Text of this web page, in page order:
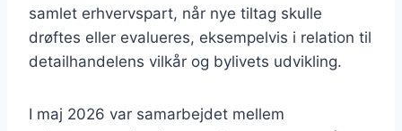
samlet erhvervspart, når nye tiltag skulle
drøftes eller evalueres, eksempelvis i relation til
detailhandelens vilkår og bylivets udvikling.
I maj 2026 var samarbejdet mellem